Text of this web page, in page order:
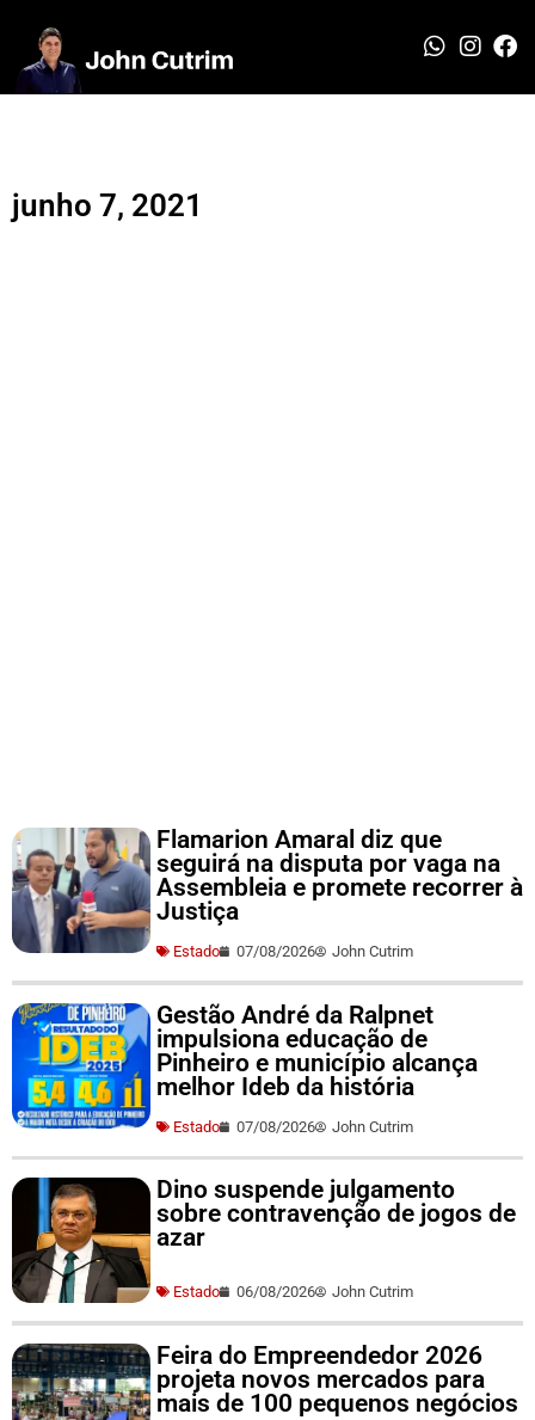
junho 7, 2021
Flamarion Amaral diz que
seguirá na disputa por vaga na
Assembleia e promete recorrer à
Justiça
Estado 07/08/2026 John Cutrim
Gestão André da Ralpnet
impulsiona educação de
Pinheiro e município alcança
melhor Ideb da história
Estado 07/08/2026 John Cutrim
Dino suspende julgamento
sobre contravenção de jogos de
azar
Estado 06/08/2026 John Cutrim
Feira do Empreendedor 2026
projeta novos mercados para
mais de 100 pequenos negócios